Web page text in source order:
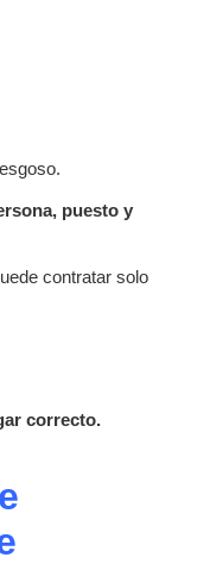
puesto y
contratar solo
correcto.